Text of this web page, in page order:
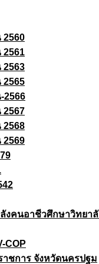
2560
2561
2563
2565
2566
2567
2568
2569
งคนอาชีวศึกษาวิทยา
COP
าชการ จังหวัดนครปฐม